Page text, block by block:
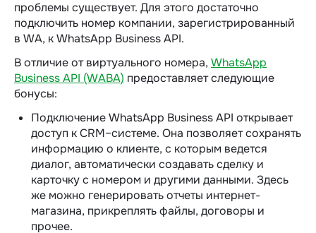
проблемы существует. Для этого достаточно
подключить номер компании, зарегистрированный
в WA, к WhatsApp Business API.
В отличие от виртуального номера, WhatsApp
Business API (WABA) предоставляет следующие
бонусы:
Подключение WhatsApp Business API открывает
доступ к CRM–системе. Она позволяет сохранять
информацию о клиенте, с которым ведется
диалог, автоматически создавать сделку и
карточку с номером и другими данными. Здесь
же можно генерировать отчеты интернет-
магазина, прикреплять файлы, договоры и
прочее.